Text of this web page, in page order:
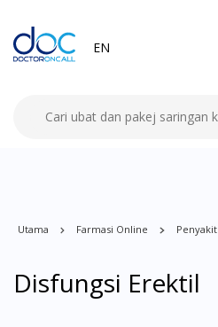
EN
Utama Farmasi Online Penyakit
Disfungsi Erektil